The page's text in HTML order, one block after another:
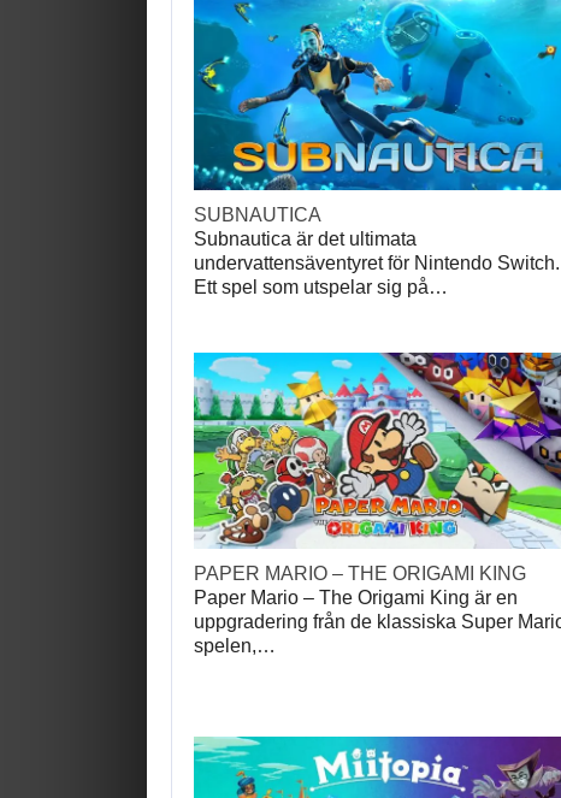
SUBNAUTICA
Subnautica är det ultimata
undervattensäventyret för Nintendo Switch.
Ett spel som utspelar sig på…
PAPER MARIO – THE ORIGAMI KING
Paper Mario – The Origami King är en
uppgradering från de klassiska Super
spelen,…